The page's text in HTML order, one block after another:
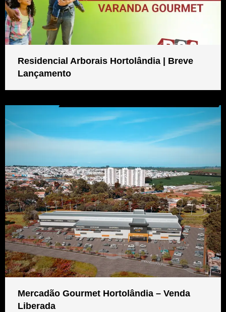
Residencial Arborais Hortolândia | Breve
Lançamento
Mercadão Gourmet Hortolândia – Venda
Liberada